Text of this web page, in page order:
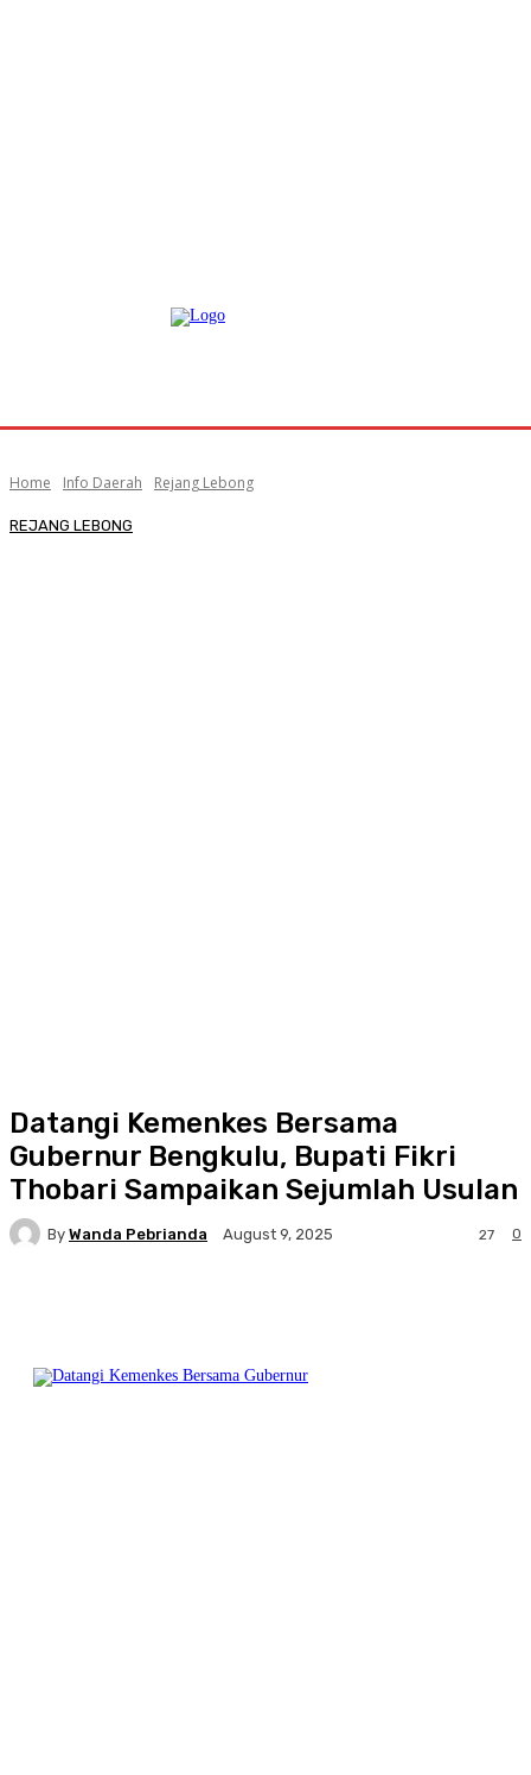
Home Info Daerah Rejang Lebong
REJANG LEBONG
Datangi Kemenkes Bersama
Gubernur Bengkulu, Bupati Fikri
Thobari Sampaikan Sejumlah Usulan
By Wanda Pebrianda August 9, 2025 0
27